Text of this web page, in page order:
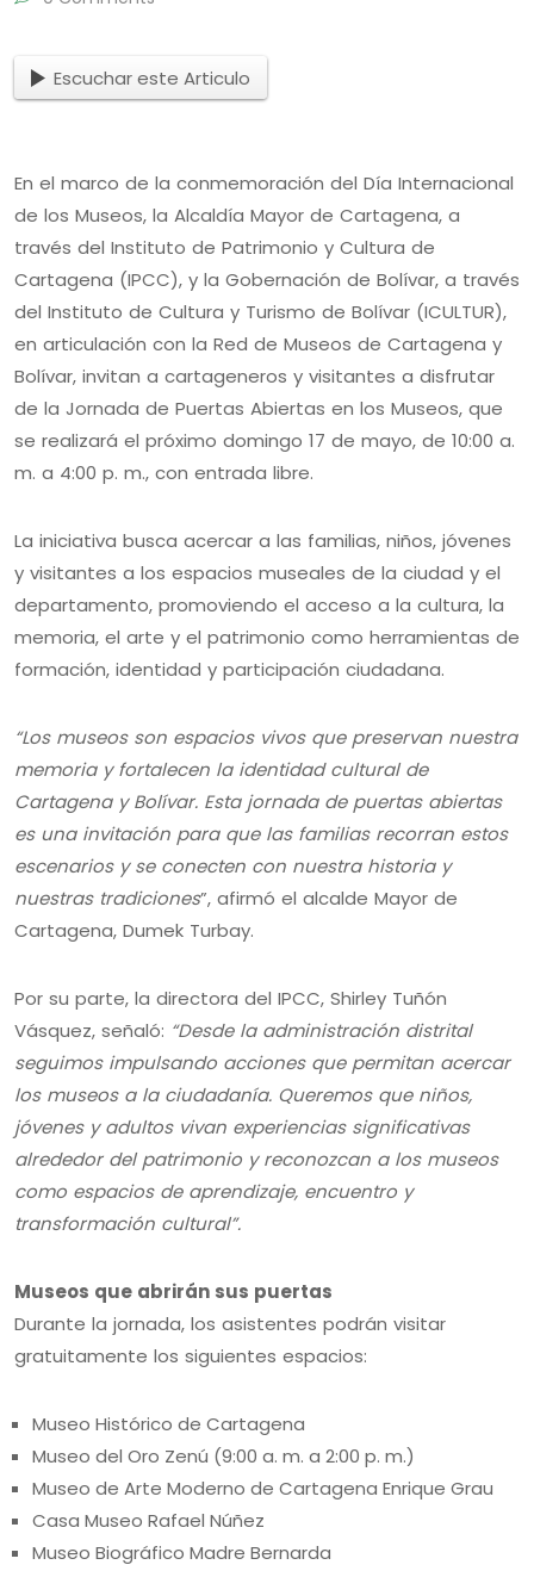
Escuchar este Articulo
En el marco de la conmemoración del Día Internacional
de los Museos, la Alcaldía Mayor de Cartagena, a
través del Instituto de Patrimonio y Cultura de
Cartagena (IPCC), y la Gobernación de Bolívar, a través
del Instituto de Cultura y Turismo de Bolívar (ICULTUR),
en articulación con la Red de Museos de Cartagena y
Bolívar, invitan a cartageneros y visitantes a disfrutar
de la Jornada de Puertas Abiertas en los Museos, que
se realizará el próximo domingo 17 de mayo, de 10:00 a.
m. a 4:00 p. m., con entrada libre.
La iniciativa busca acercar a las familias, niños, jóvenes
y visitantes a los espacios museales de la ciudad y el
departamento, promoviendo el acceso a la cultura, la
memoria, el arte y el patrimonio como herramientas de
formación, identidad y participación ciudadana.
“Los museos son espacios vivos que preservan nuestra
memoria y fortalecen la identidad cultural de
Cartagena y Bolívar. Esta jornada de puertas abiertas
es una invitación para que las familias recorran estos
escenarios y se conecten con nuestra historia y
nuestras tradiciones”, afirmó el alcalde Mayor de
Cartagena, Dumek Turbay.
Por su parte, la directora del IPCC, Shirley Tuñón
Vásquez, señaló: “Desde la administración distrital
seguimos impulsando acciones que permitan acercar
los museos a la ciudadanía. Queremos que niños,
jóvenes y adultos vivan experiencias significativas
alrededor del patrimonio y reconozcan a los museos
como espacios de aprendizaje, encuentro y
transformación cultural”.
Museos que abrirán sus puertas
Durante la jornada, los asistentes podrán visitar
gratuitamente los siguientes espacios:
Museo Histórico de Cartagena
Museo del Oro Zenú (9:00 a. m. a 2:00 p. m.)
Museo de Arte Moderno de Cartagena Enrique Grau
Casa Museo Rafael Núñez
Museo Biográfico Madre Bernarda